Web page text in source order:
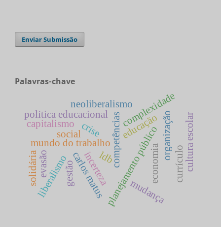
Enviar Submissão
Palavras-chave
competênciaseducação
mundo do trabalho
política educacional
planejamento público
carlos matus
gestão
complexidade
incerteza
crise
mudança
organização
liberalismo
neoliberalismo
economia
capitalismo
social
solidária ldb currículocultura escolar
evasão